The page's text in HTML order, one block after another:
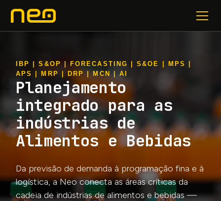
IBP | S&OP | FORECASTING | S&OE | MPS |
APS | MRP | DRP | MCN | AI
Planejamento
integrado para as
indústrias de
Alimentos e Bebidas
Da previsão de demanda à programação fina e à
logística, a Neo conecta as áreas críticas da
cadeia de indústrias de alimentos e bebidas —